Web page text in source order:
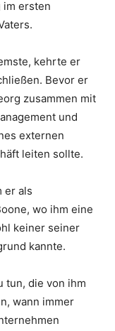
im ersten
kehrte er
Bevor er
zusammen mit
und
externen
leiten sollte.
er als
wo ihm eine
keiner seiner
kannte.
tun, die von ihm
wann immer